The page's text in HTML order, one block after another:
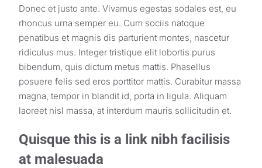
Donec et justo ante. Vivamus egestas sodales est, eu
rhoncus urna semper eu. Cum sociis natoque
penatibus et magnis dis parturient montes, nascetur
ridiculus mus. Integer tristique elit lobortis purus
bibendum, quis dictum metus mattis. Phasellus
posuere felis sed eros porttitor mattis. Curabitur massa
magna, tempor in blandit id, porta in ligula. Aliquam
laoreet nisl massa, at interdum mauris sollicitudin et.
Quisque this is a link nibh facilisis
at malesuada